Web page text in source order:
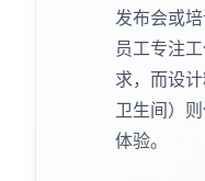
发布会或
员工专注
求，而设
卫生间）
体验。